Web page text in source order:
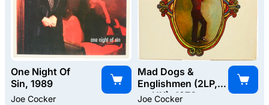
One Night Of
Sin, 1989
Joe Cocker
Mad Dogs &
Englishmen (2LP, 1-
st, UK), 1970
Joe Cocker